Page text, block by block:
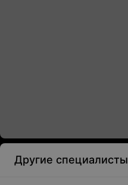
Другие специалисты